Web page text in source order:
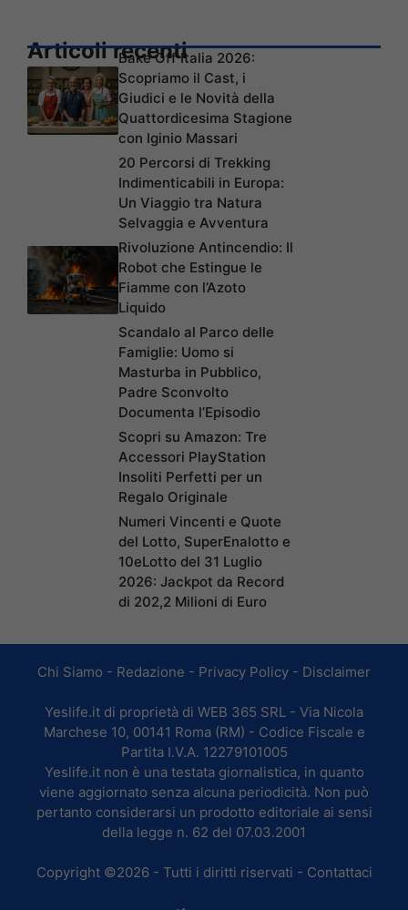
Articoli recentiBake Off Italia 2026:
Scopriamo il Cast, i
Giudici e le Novità della
Quattordicesima Stagione
con Iginio Massari
20 Percorsi di Trekking
Indimenticabili in Europa:
Un Viaggio tra Natura
Selvaggia e Avventura
Rivoluzione Antincendio: Il
Robot che Estingue le
Fiamme con l’Azoto
Liquido
Scandalo al Parco delle
Famiglie: Uomo si
Masturba in Pubblico,
Padre Sconvolto
Documenta l’Episodio
Scopri su Amazon: Tre
Accessori PlayStation
Insoliti Perfetti per un
Regalo Originale
Numeri Vincenti e Quote
del Lotto, SuperEnalotto e
10eLotto del 31 Luglio
2026: Jackpot da Record
di 202,2 Milioni di Euro
Chi Siamo - Redazione - Privacy Policy - Disclaimer
Yeslife.it di proprietà di WEB 365 SRL - Via Nicola
Marchese 10, 00141 Roma (RM) - Codice Fiscale e
Partita I.V.A. 12279101005
Yeslife.it non è una testata giornalistica, in quanto
viene aggiornato senza alcuna periodicità. Non può
pertanto considerarsi un prodotto editoriale ai sensi
della legge n. 62 del 07.03.2001
Copyright ©2026 - Tutti i diritti riservati - Contattaci